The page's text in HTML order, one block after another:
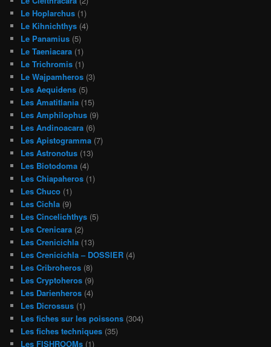
Le Hoplarchus (1)
Le Kihnichthys (4)
Le Panamius (5)
Le Taeniacara (1)
Le Trichromis (1)
Le Wajpamheros (3)
Les Aequidens (5)
Les Amatitlania (15)
Les Amphilophus (9)
Les Andinoacara (6)
Les Apistogramma (7)
Les Astronotus (13)
Les Biotodoma (4)
Les Chiapaheros (1)
Les Chuco (1)
Les Cichla (9)
Les Cincelichthys (5)
Les Crenicara (2)
Les Crenicichla (13)
Les Crenicichla – DOSSIER (4)
Les Cribroheros (8)
Les Cryptoheros (9)
Les Darienheros (4)
Les Dicrossus (1)
Les fiches sur les poissons (304)
Les fiches techniques (35)
Les FISHROOMs (1)